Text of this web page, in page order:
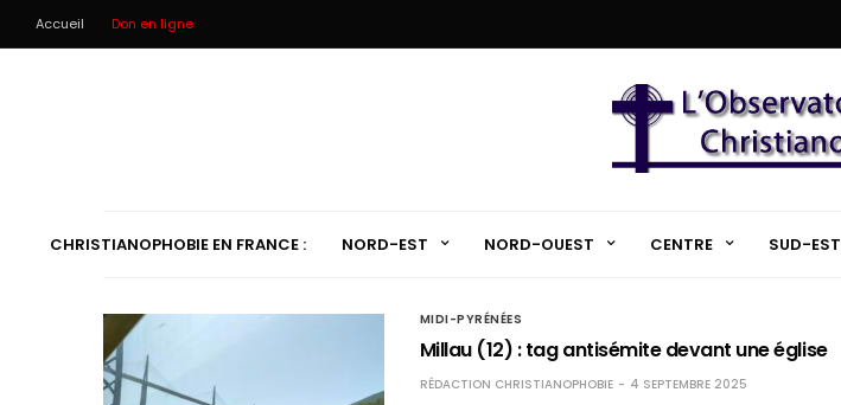
Accueil Don en ligne
CHRISTIANOPHOBIE EN FRANCE : NORD-EST NORD-OUEST CENTRE SUD-EST
MIDI-PYRÉNÉES
Millau (12) : tag antisémite devant une église
RÉDACTION CHRISTIANOPHOBIE 4 SEPTEMBRE 2025